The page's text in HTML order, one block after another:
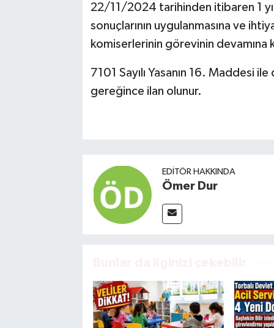
22/11/2024 tarihinden itibaren 1
sonuçlarının uygulanmasına ve
komiserlerinin görevinin devamına
7101 Sayılı Yasanın 16. Maddesi
gereğince ilan olunur.
EDITÖR HAKKINDA
Ömer Dur